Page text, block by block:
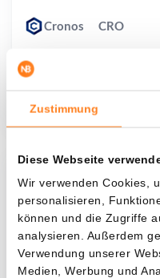
Zustimmung
Diese Webseite
Wir verwenden Cookies,
personalisieren,
können und die Zugriffe
analysieren. Außerdem
Verwendung unserer
Medien, Werbung und
Was,
Zie hoeveel waarde
je dollar-cost
Cronos CRO